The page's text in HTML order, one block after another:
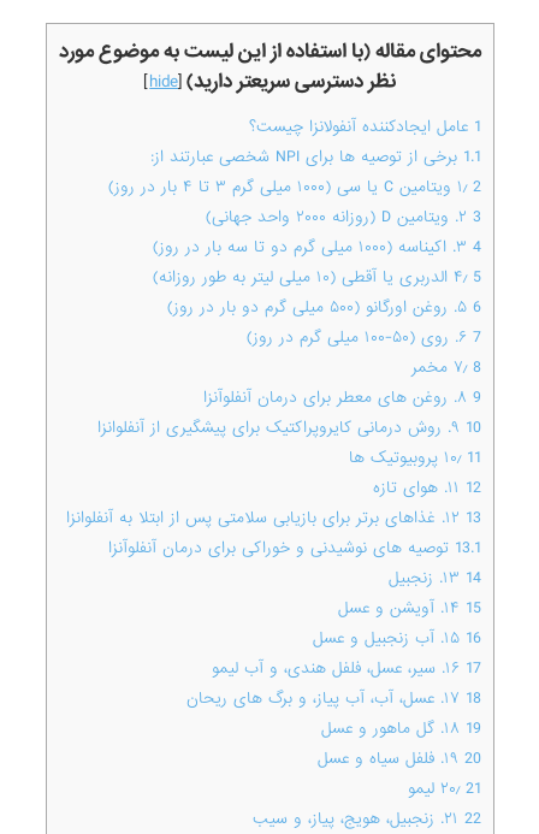
محتوای مقاله (با استفاده از این لیست به موضوع مورد
نظر دسترسی سریعتر دارید)[
hide
]
1 عامل ایجادکننده آنفولانزا چیست؟
1.1 برخی از توصیه ها برای NPI شخصی عبارتند از:
2۱٫ ویتامین C یا سی (۱۰۰۰ میلی گرم ۳ تا ۴ بار در روز)
3
4
5 ۴٫ الدربری یا آقطی (۱۰ میلی لیتر به طور روزانه)
6 ۵. روغن اورگانو (۵۰۰ میلی گرم دو بار در روز)
7
8۷٫ مخمر
9
10
11 ۱۰٫ پروبیوتیک ها
12
13
13.1 توصیه های نوشیدنی و خوراکی برای درمان آنفلوآنزا
14
15
16 ۱۵. آب زنجبیل و عسل
17
18
19
20
21۲۰٫ لیمو
22